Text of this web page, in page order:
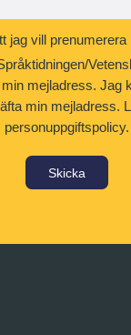
jag vill prenumerera
mejladress. Jag
min mejladress.
personuppgiftspolicy.
Skicka